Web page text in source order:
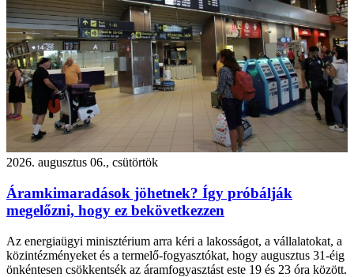
2026. augusztus 06., csütörtök
Áramkimaradások jöhetnek? Így próbálják
megelőzni, hogy ez bekövetkezzen
Az energiaügyi minisztérium arra kéri a lakosságot, a vállalatokat, a
közintézményeket és a termelő-fogyasztókat, hogy augusztus 31-éig
önkéntesen csökkentsék az áramfogyasztást este 19 és 23 óra között.